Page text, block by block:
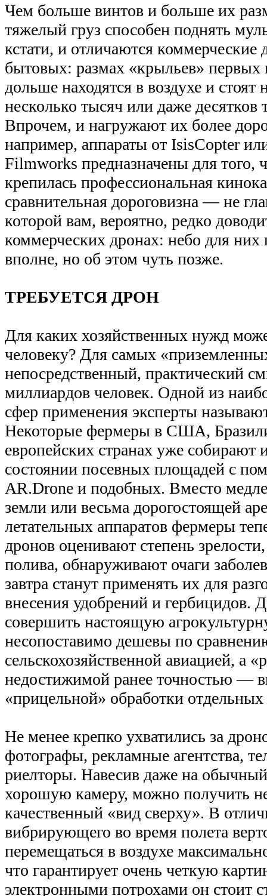
Чем больше винтов и больше их
тяжелый груз способен поднять
кстати, и отличаются коммерческие
бытовых: размах «крыльев»
дольше находятся в воздухе и
несколько тысяч или даже десятков
Впрочем, и нагружают их более
например, аппараты от IsisCopter
Filmworks предназначены для того,
крепилась профессиональная
сравнительная дороговизна — не
которой вам, вероятно, редко
коммерческих дронах: небо для них
вполне, но об этом чуть позже.
ТРЕБУЕТСЯ ДРОН
Для каких хозяйственных нужд
человеку? Для самых
непосредственный, практический
миллиардов человек. Одной из
сфер применения эксперты
Некоторые фермеры в США,
европейских странах уже
состоянии посевных площадей с
AR.Drone и подобных. Вместо
земли или весьма дорогостоящей
летательных аппаратов фермеры
дронов оценивают степень
полива, обнаруживают очаги
завтра станут применять их для
внесения удобрений и гербицидов.
совершить настоящую
несопоставимо дешевы по
сельскохозяйственной авиацией, а
недостижимой ранее точностью —
«прицельной» обработки отдельных
Не менее крепко ухватились за
фотографы, рекламные агентства,
риелторы. Навесив даже на
хорошую камеру, можно получить
качественный «вид сверху». В
вибрирующего во время полета
перемещаться в воздухе
что гарантирует очень четкую
электронными потрохами он стоит